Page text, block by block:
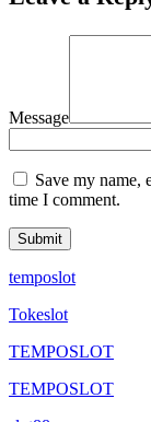
Message
Save my name,
time I comment.
temposlot
Tokeslot
TEMPOSLOT
TEMPOSLOT